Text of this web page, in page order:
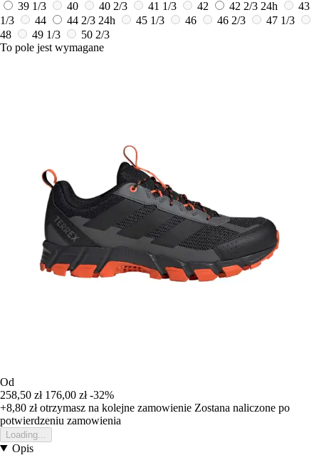
39 1/3 40 40 2/3 41 1/3 42 42 2/3 24h
43
1/3
44 44 2/3 24h 45 1/3 46 46 2/3
47 1/3
48
49 1/3
50 2/3
To pole jest wymagane
Od
258,50 zł 176,00 zł -32%
+8,80 złotrzymasz na kolejne zamowienie Zostana naliczone po
potwierdzeniu zamowienia
Loading...
Opis